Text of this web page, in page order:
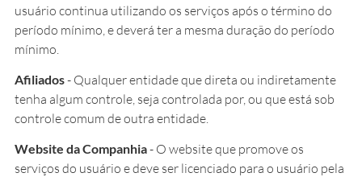
usuário continua utilizando os serviços após o término do
período mínimo, e deverá ter a mesma duração do período
mínimo.
Afiliados- Qualquer entidade que direta ou indiretamente
tenha algum controle, seja controlada por, ou que está sob
controle comum de outra entidade.
Website da Companhia- O website que promove os
serviços do usuário e deve ser licenciado para o usuário pela